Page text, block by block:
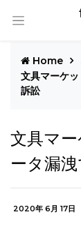
Home
文具マーケ
訴訟
文具マ
ータ漏
2020年 6月 17日